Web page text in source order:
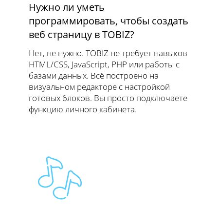
Нужно ли уметь
программировать, чтобы создать
веб страницу в TOBIZ?
Нет, не нужно. TOBIZ не требует навыков
HTML/CSS, JavaScript, PHP или работы с
базами данных. Всё построено на
визуальном редакторе с настройкой
готовых блоков. Вы просто подключаете
функцию личного кабинета.